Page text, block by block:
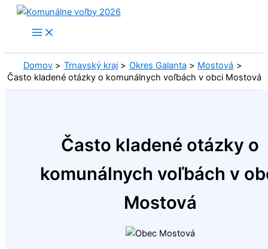
Preskočiť
Domov Trnavský kraj Okres Galanta
Mostová
Často kladené otázky o komunálnych voľbách v obci Mostová
Často kladené otázky o
komunálnych voľbách v
Mostová